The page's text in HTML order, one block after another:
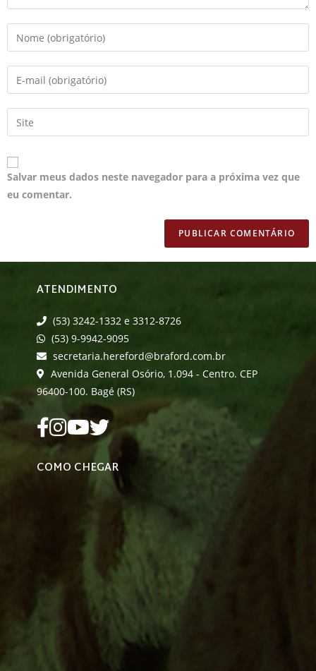
Salvar meus dados neste navegador para a próxima vez que
eu comentar.
ATENDIMENTO
(53) 3242-1332 e 3312-8726
(53) 9-9942-9095
secretaria.hereford@braford.com.br
Avenida General Osório, 1.094 - Centro. CEP
96400-100. Bagé (RS)
COMO CHEGAR